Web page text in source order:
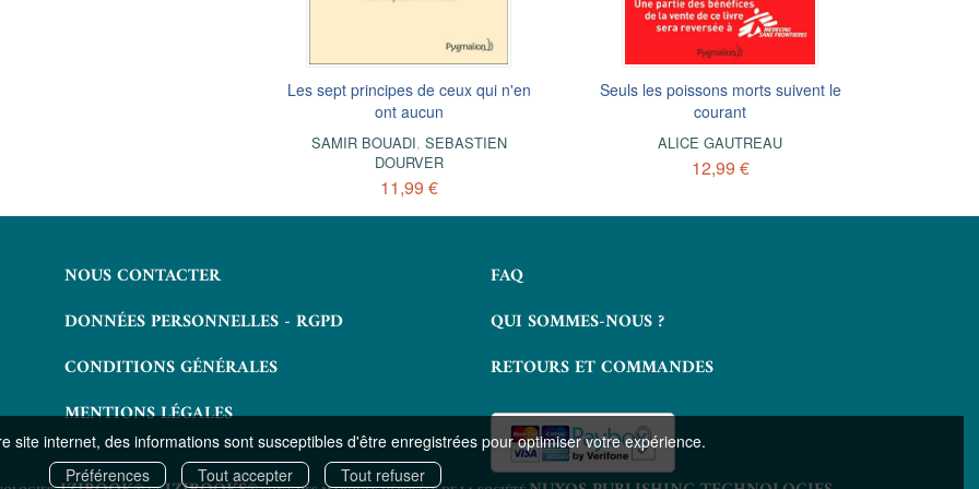
site internet, des informations sont susceptibles d'être enregistrées pour optimiser votre expérience.
Préférences
Tout accepter Tout refuser
Les sept principes de ceux qui n'en
ont aucun
SAMIR BOUADI, SEBASTIEN
DOURVER
11,99 €
Seuls les poissons morts suivent le
courant
ALICE GAUTREAU
12,99 €
NOUS CONTACTER
DONNÉES PERSONNELLES - RGPD
CONDITIONS GÉNÉRALES
MENTIONS LÉGALES
FAQ
QUI SOMMES-NOUS ?
RETOURS ET COMMANDES